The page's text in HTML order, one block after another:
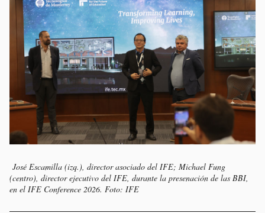
José Escamilla (izq.), director asociado del IFE; Michael Fung
(centro), director ejecutivo del IFE, durante la presenación de las BBI,
en el IFE Conference 2026. Foto: IFE